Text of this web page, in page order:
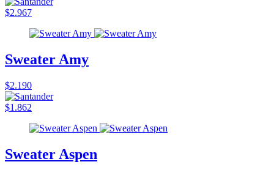
$2.967
Sweater Amy
$2.190
$1.862
Sweater Aspen